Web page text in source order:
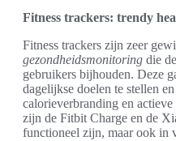
Fitness trackers: trendy
Fitness trackers zijn zeer
gezondheidsmonitoring die
gebruikers bijhouden. Deze
dagelijkse doelen te stellen
calorieverbranding en
zijn de Fitbit Charge en de
functioneel zijn, maar ook in